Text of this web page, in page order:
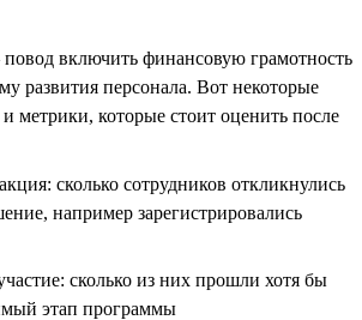
включить финансовую грамотность
развития персонала. Вот некоторые
метрики, которые стоит оценить после
сколько сотрудников откликнулись
например зарегистрировались
сколько из них прошли хотя бы
этап программы